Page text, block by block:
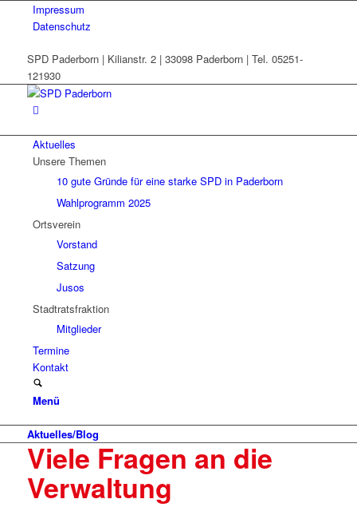
Impressum
Datenschutz
SPD Paderborn | Kilianstr. 2 | 33098 Paderborn | Tel. 05251-
121930
Aktuelles
Unsere Themen
10 gute Gründe für eine starke SPD in Paderborn
Wahlprogramm 2025
Ortsverein
Vorstand
Satzung
Jusos
Stadtratsfraktion
Mitglieder
Termine
Kontakt
Menü
Aktuelles/Blog
Viele Fragen an die
Verwaltung